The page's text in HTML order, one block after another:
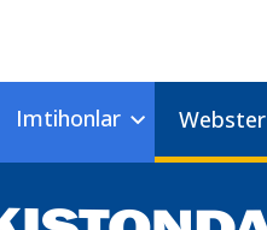
Imtihonlar Webster